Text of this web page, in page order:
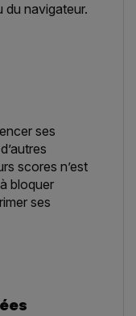
du navigateur.
ses
scores n’est
bloquer
ses